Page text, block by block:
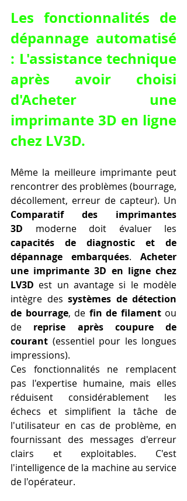
Les fonctionnalités de
dépannage automatisé
: L'assistance technique
après avoir choisi
d'Acheter une
imprimante 3D en ligne
chez LV3D.
Même la meilleure imprimante peut
rencontrer des problèmes (bourrage,
Comparatif des imprimantes
3D
capacités de diagnostic et de
dépannage embarquées. Acheter
une imprimante 3D en ligne chez
LV3D est un avantage si le modèle
intègre des systèmes de détection
de bourrage, de fin de filament ou
de reprise après coupure de
courant (essentiel pour les longues
impressions).
Ces fonctionnalités ne remplacent
pas l'expertise humaine, mais elles
réduisent considérablement les
échecs et simplifient la tâche de
l'utilisateur en cas de problème, en
fournissant des messages d'erreur
clairs et exploitables. C'est
l'intelligence de la machine au service
de l'opérateur.